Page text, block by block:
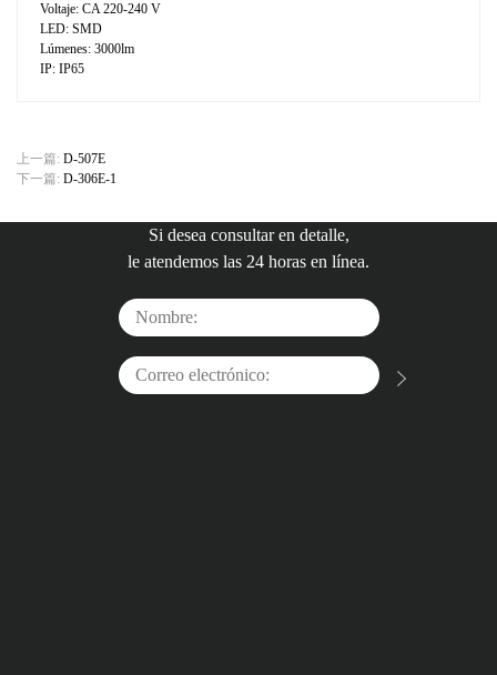
Voltaje: CA 220-240 V
LED: SMD
Lúmenes: 3000lm
IP: IP65
上一篇: D-507E
下一篇: D-306E-1
Si desea consultar en detalle,
le atendemos las 24 horas en línea.